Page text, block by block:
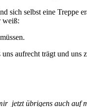
sich selbst eine Treppe
weiß:
aufrecht trägt und
jetzt übrigens auch auf